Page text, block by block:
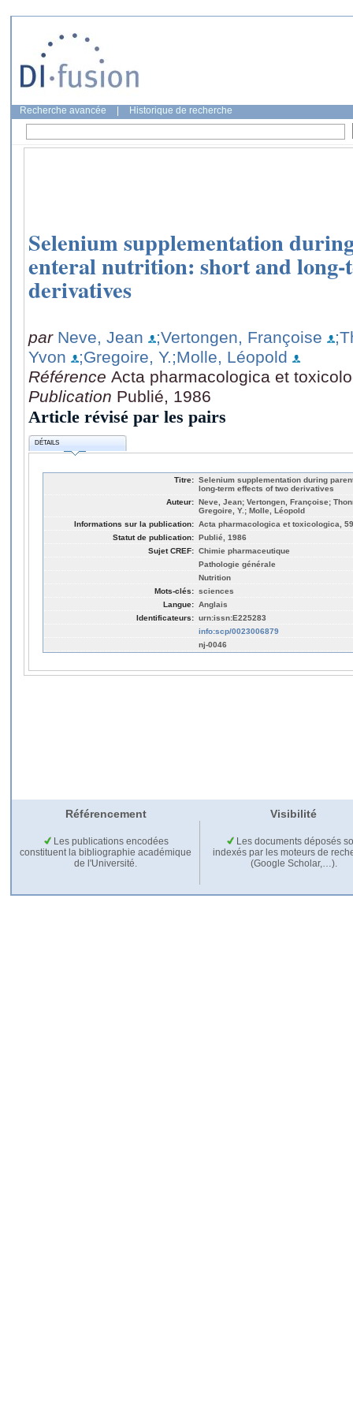
Recherche avancée Historique de recherche
Selenium supplementation
enteral nutrition: short and long-
derivatives
par Neve, Jean ;Vertongen, Françoise
Yvon
;Gregoire, Y.;Molle, Léopold
Référence Acta pharmacologica et
Publication Publié, 1986
Article révisé par les pairs
DÉTAILS
Titre: Selenium supplementation during
long-term effects of two derivatives
Auteur: Neve, Jean; Vertongen, Françoise;
Gregoire, Y.; Molle, Léopold
Informations sur la publication: Acta pharmacologica et toxicologica,
Statut de publication: Publié, 1986
Sujet CREF: Chimie pharmaceutique
Pathologie générale
Nutrition
Mots-clés: sciences
Langue: Anglais
Identificateurs: urn:issn:E225283
info:scp/0023006879
nj-0046
Référencement Visibilité
Les publications encodées
constituent la bibliographie académique
de l'Université.
Les documents déposés
indexés par les moteurs de
(Google Scholar,…).